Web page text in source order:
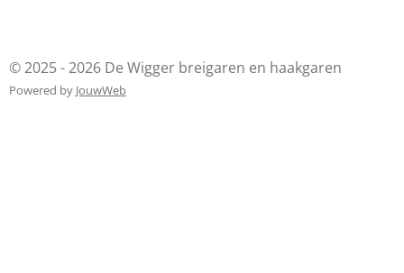
© 2025 - 2026 De Wigger breigaren en haakgaren
Powered by JouwWeb